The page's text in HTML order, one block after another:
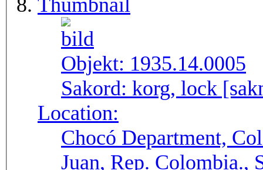
Thumbnail
Objekt: 1935.14.0005
Sakord: korg, lock
Location:
Chocó Department,
Juan, Rep. Colombia.,